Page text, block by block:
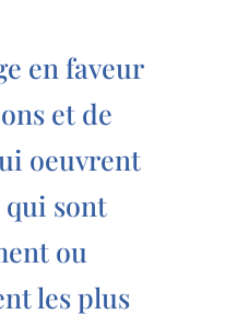
en faveur
et de
oeuvrent
sont
ou
les plus